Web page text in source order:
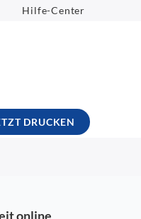
Hilfe-Center
DRUCKEN
online